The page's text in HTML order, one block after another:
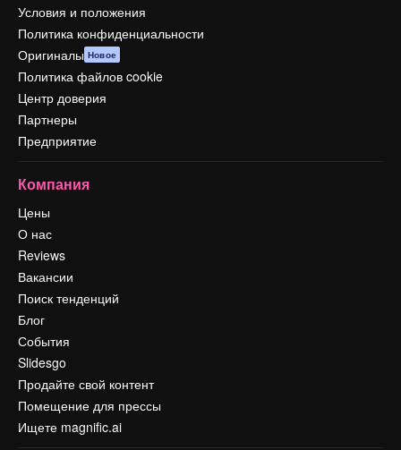
Условия и положения
Политика конфиденциальности
Оригиналы Новое
Политика файлов cookie
Центр доверия
Партнеры
Предприятие
Компания
Цены
О нас
Reviews
Вакансии
Поиск тенденций
Блог
События
Slidesgo
Продайте свой контент
Помещение для прессы
Ищете magnific.ai